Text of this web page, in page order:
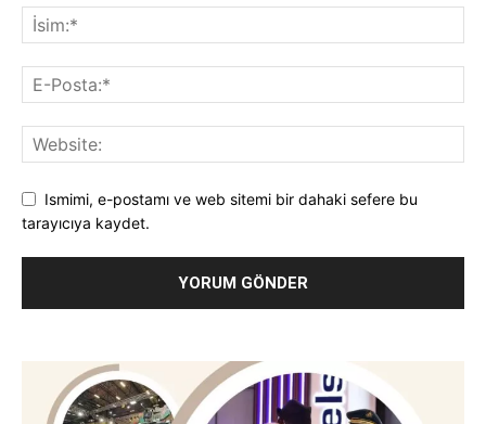
Ismimi, e-postamı ve web sitemi bir dahaki sefere bu
tarayıcıya kaydet.